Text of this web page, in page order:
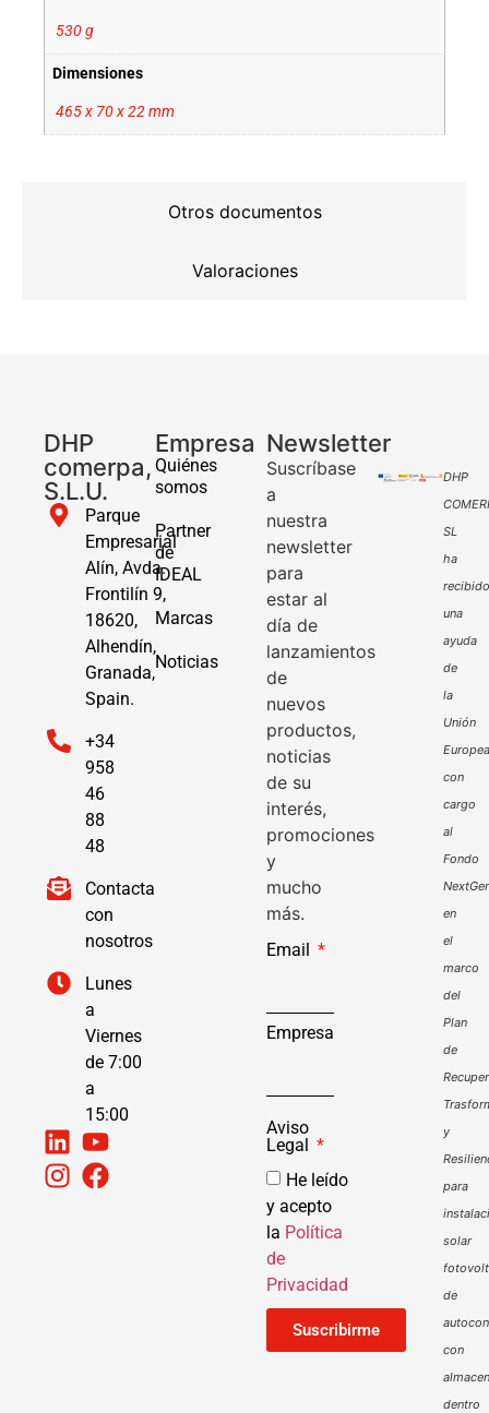
Otros documentos
Valoraciones
530 g
Dimensiones
465 x 70 x 22 mm
DHP
comerpa,
S.L.U.
Parque
Empresarial
Alín, Avda.
Frontilín 9,
18620,
Alhendín,
Granada,
Spain.
+34
958
46
88
48
Contacta
con
nosotros
Lunes
a
Viernes
de 7:00
a
15:00
Empresa
Quiénes
somos
Partner
de
IDEAL
Marcas
Noticias
Newsletter
Suscríbase
a
nuestra
newsletter
para
estar al
día de
lanzamientos
de
nuevos
productos,
noticias
de su
interés,
promociones
y
mucho
más.
Email
Empresa
Aviso
Legal
He leído
y acepto
la Política
de
Privacidad
Suscribirme
DHP
SL
ha
recibido
una
ayuda
de
la
Unión
Europea
con
cargo
al
Fondo
en
el
marco
del
Plan
de
y
para
solar
de
con
dentro